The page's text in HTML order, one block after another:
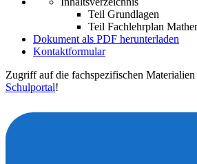
Teil Grundlagen
Teil Fachlehrplan
Dokument als PDF herunterladen
Kontaktformular
Zugriff auf die fachspezifischen Materialien
Schulportal!